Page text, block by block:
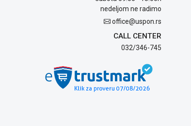
nedeljom ne radimo
office@uspon.rs
CALL CENTER
032/346-745